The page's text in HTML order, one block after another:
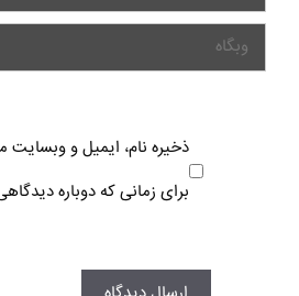
ذخیره نام، ایمیل و وبسایت
برای زمانی که دوباره